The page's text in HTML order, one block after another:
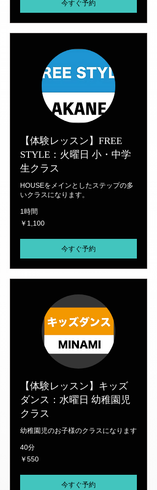
今すぐ予約
【体験レッスン】FREE
STYLE：火曜日 小・中学
生クラス
HOUSEをメインとしたステップの多
いクラスになります。
1時間
1,100
円
￥1,100
今すぐ予約
【体験レッスン】キッズ
ダンス：水曜日 幼稚園児
クラス
幼稚園児のお子様のクラスになります
40分
550
円
￥550
今すぐ予約